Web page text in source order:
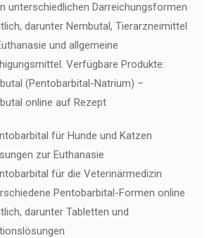
unterschiedlichen Darreichungsformen
darunter Nembutal, Tierarzneimittel
und allgemeine
Verfügbare Produkte:
(Pentobarbital-Natrium) –
online auf Rezept
für Hunde und Katzen
zur Euthanasie
für die Veterinärmedizin
Pentobarbital-Formen online
darunter Tabletten und